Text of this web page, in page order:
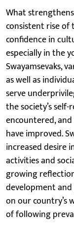
What
consistent rise
confidence in
especially in the
Swayamsevaks,
as well as
serve
the society’s
encountered,
have improved.
increased desire
activities and
growing
development
on our country’s
of following